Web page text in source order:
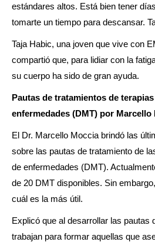
estándares altos. Está bien tener
tomarte un tiempo para descansar.
Taja Habic, una joven que vive con
compartió que, para lidiar con la
su cuerpo ha sido de gran ayuda.
Pautas de tratamientos de
enfermedades (DMT) por Marcello
El Dr. Marcello Moccia brindó las
sobre las pautas de tratamiento de
de enfermedades (DMT).
de 20 DMT disponibles. Sin
cuál es la más útil.
Explicó que al desarrollar las pautas
trabajan para formar aquellas que